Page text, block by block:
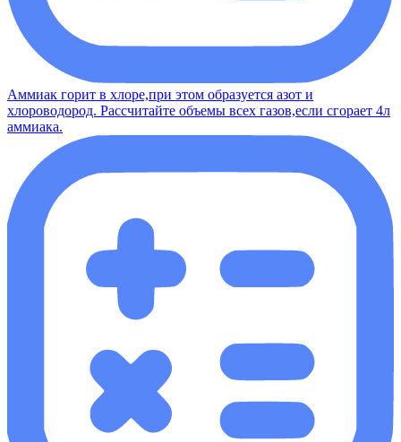
Аммиак горит в хлоре,при этом образуется азот и
хлороводород. Рассчитайте объемы всех газов,если сгорает 4л
аммиака.